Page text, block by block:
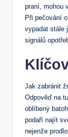
praní, mohou
Při pečování
vypadat stále
‍signálů
Jak zabránit
Odpověď na
oblíbený
⁣podaří najít
nejenže